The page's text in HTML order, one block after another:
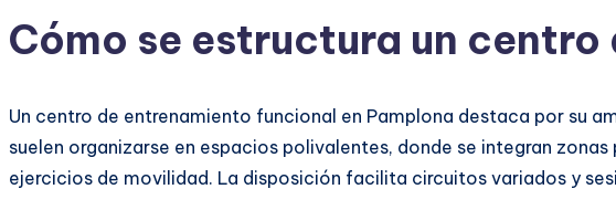
Cómo se estructura un
Un centro de entrenamiento funcional en Pamplona destaca por su
suelen organizarse en espacios polivalentes, donde se integran
ejercicios de movilidad. La disposición facilita circuitos variados y